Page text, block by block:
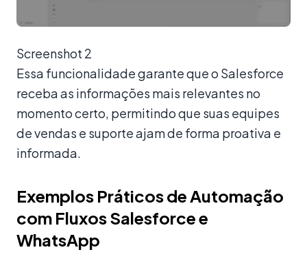
Screenshot 2
Essa funcionalidade garante que o Salesforce
receba as informações mais relevantes no
momento certo, permitindo que suas equipes
de vendas e suporte ajam de forma proativa e
informada.
Exemplos Práticos de Automação
com Fluxos Salesforce e
WhatsApp